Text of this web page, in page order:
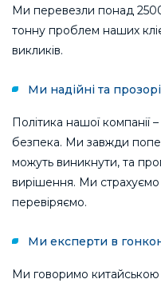
Ми перевезли понад
тонну проблем наших
викликів.
Ми надійні та прозорі
Політика нашої компанії
безпека. Ми завжди
можуть виникнути, та
вирішення. Ми страхуємо
перевіряємо.
Ми експерти в
Ми говоримо